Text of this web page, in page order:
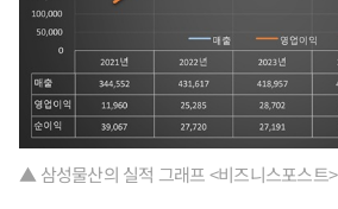
▲ 삼성물산의 실적 그래프 <비즈니스포스트>